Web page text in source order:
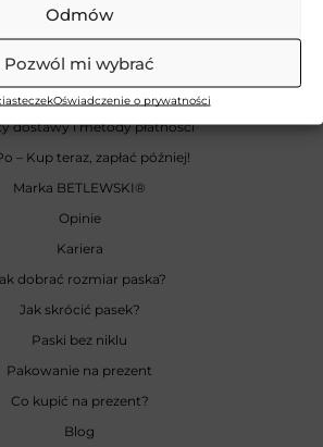
Odmów
Pozwól mi wybrać
Oświadczenie o prywatności
Zwroty
Reklamacje
Odstąpienie od umowy
dostawy i metody płatności
– Kup teraz, zapłać później!
Marka BETLEWSKI®
Opinie
Kariera
dobrać rozmiar paska?
Jak skrócić pasek?
Paski bez niklu
Pakowanie na prezent
Co kupić na prezent?
Blog